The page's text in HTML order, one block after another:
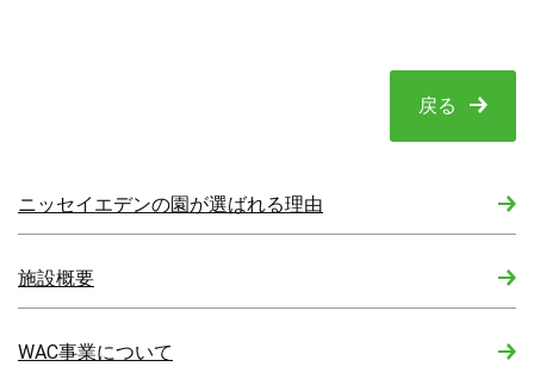
戻る
ニッセイエデンの園が選ばれる理由
施設概要
WAC事業について